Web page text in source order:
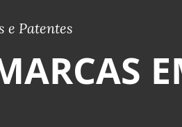
e Patentes